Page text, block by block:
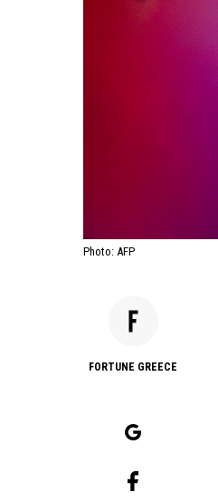
Photo: AFP
FORTUNE GREECE